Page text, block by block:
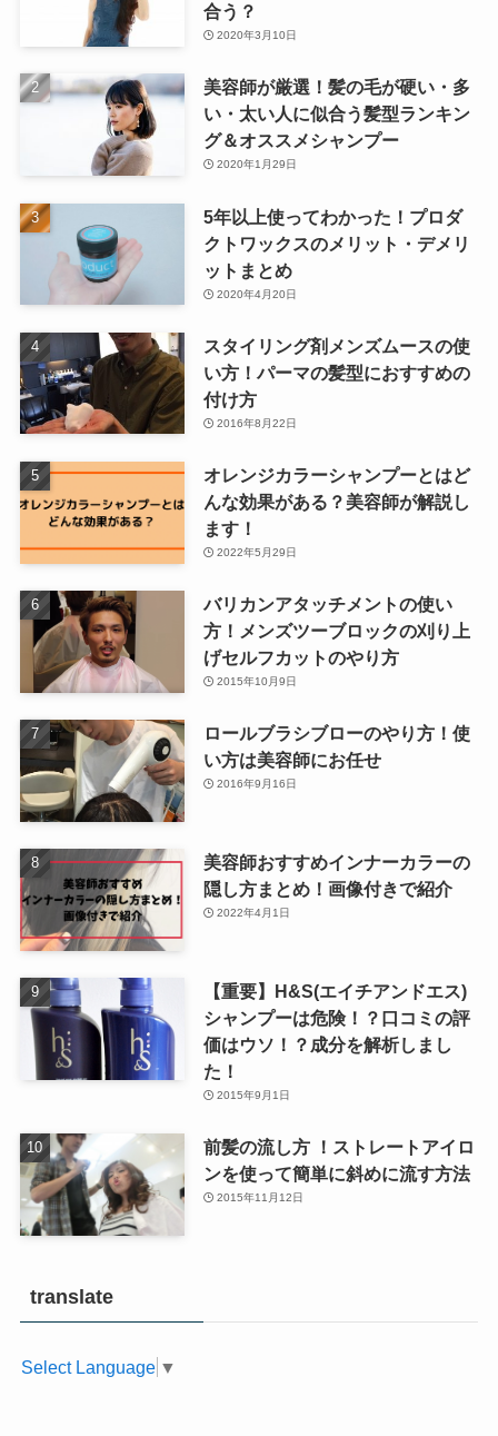
合う？
2020年3月10日
美容師が厳選！髪の毛が硬い・多
い・太い人に似合う髪型ランキン
グ＆オススメシャンプー
2020年1月29日
5年以上使ってわかった！プロダ
クトワックスのメリット・デメリ
ットまとめ
2020年4月20日
スタイリング剤メンズムースの使
い方！パーマの髪型におすすめの
付け方
2016年8月22日
オレンジカラーシャンプーとはど
んな効果がある？美容師が解説し
ます！
2022年5月29日
バリカンアタッチメントの使い
方！メンズツーブロックの刈り上
げセルフカットのやり方
2015年10月9日
ロールブラシブローのやり方！使
い方は美容師にお任せ
2016年9月16日
美容師おすすめインナーカラーの
隠し方まとめ！画像付きで紹介
2022年4月1日
【重要】H&S(エイチアンドエス)
シャンプーは危険！？口コミの評
価はウソ！？成分を解析しまし
た！
2015年9月1日
前髪の流し方 ！ストレートアイロ
ンを使って簡単に斜めに流す方法
2015年11月12日
translate
Select Language ▼